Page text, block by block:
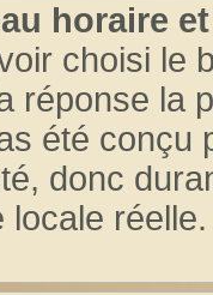
horaire
choisi le
réponse la
été conçu
donc
locale réelle.